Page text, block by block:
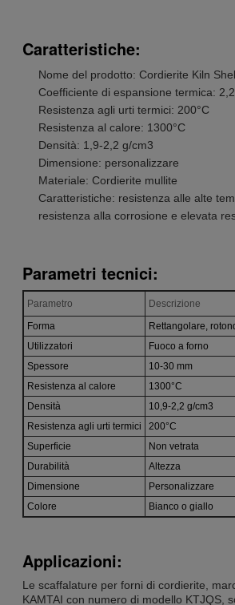
Caratteristiche:
Nome del prodotto: Cordierite Kiln
Coefficiente di espansione termica:
Resistenza agli urti termici: 200°C
Resistenza al calore: 1300°C
Densità: 1,9-2,2 g/cm3
Dimensione: personalizzare
Materiale: Cordierite mullite
Caratteristiche: resistenza alle alte
resistenza alla corrosione e elevata
Parametri tecnici:
Parametro
Descrizione
Forma
Rettangolare,
Utilizzatori
Fuoco a forno
Spessore
10-30 mm
Resistenza al calore
1300°C
Densità
10,9-2,2 g/cm3
Resistenza agli urti termici
200°C
Superficie
Non vetrata
Durabilità
Altezza
Dimensione
Personalizzare
Colore
Bianco o giallo
Applicazioni:
Le scaffalature per forni di cordierite,
KAMTAI con numero di modello KTJQS,